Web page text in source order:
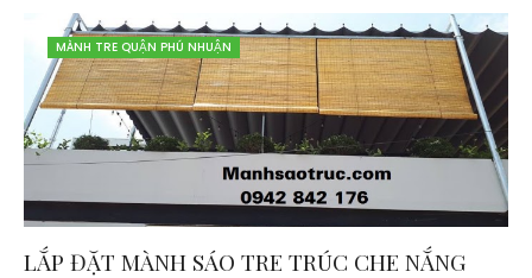
MÀNH TRE QUẬN PHÚ NHUẬN
LẮP ĐẶT MÀNH SÁO TRE TRÚC CHE NẮNG